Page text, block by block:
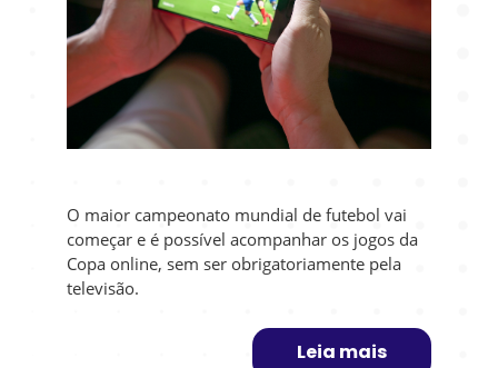
O maior campeonato mundial de futebol vai
começar e é possível acompanhar os jogos da
Copa online, sem ser obrigatoriamente pela
televisão.
Leia mais